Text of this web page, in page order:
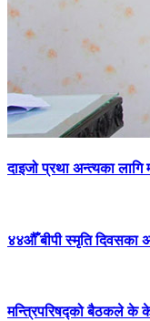
दाइजो प्रथा अन्त्यका लागि
४४औँ बीपी स्मृति दिवसका
मन्त्रिपरिषद्को बैठकले के के